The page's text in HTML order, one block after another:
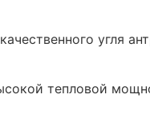
угля
тепловой